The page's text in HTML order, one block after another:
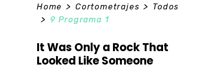
Home > Cortometrajes > Todos
> 9 Programa 1
It Was Only a Rock That
Looked Like Someone